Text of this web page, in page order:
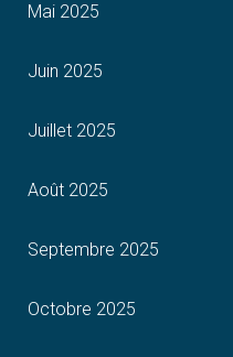
Mai 2025
Juin 2025
Juillet 2025
Août 2025
Septembre 2025
Octobre 2025